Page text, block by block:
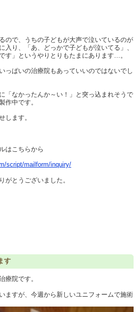
ので、うちの子どもが大声で泣いているのが
入り、「あ、どっかで子どもが泣いてる」、
す」というやりとりもたまにあります…。
っぱいの治療院もあっていいのではないでし
「なかったんか～い！」と突っ込まれそうで
作中です。
します。
はこちらから
script/mailform/inquiry/
がとうございました。
す
療院です。
ますが、今週から新しいユニフォームで施術